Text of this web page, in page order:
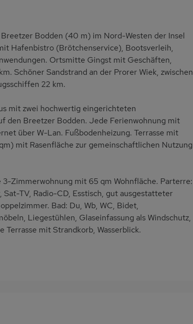
Bodden (40 m) im Nord-Westen der Insel
Hafenbistro (Brötchenservice), Bootsverleih,
Ortsmitte Gingst mit Geschäften,
Schöner Sandstrand an der Prorer Wiek, zwischen
22 km.
mit zwei hochwertig eingerichteten
den Breetzer Bodden. Jede Ferienwohnung mit
über W-Lan. Fußbodenheizung. Terrasse mit
mit Rasenfläche zur gemeinschaftlichen Nutzung
Zimmerwohnung mit 65 qm Wohnfläche. Parterre:
TV, Radio-CD, Esstisch, gut ausgestatteter
Bad: Du, Wb, WC, Bidet,
Liegestühlen, Glaseinfassung als Windschutz,
Terrasse mit Strandkorb, Wasserblick.